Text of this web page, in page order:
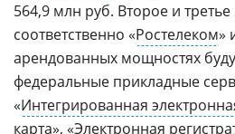
564,9 млн руб. Второе и
соответственно «Ростелеком»
арендованных мощностях
федеральные прикладные
«Интегрированная
карта», «Электронная